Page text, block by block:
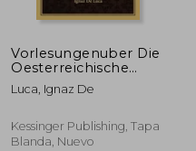
Vorlesungenuber Die
Oesterreichische
Staatsverfassung V1
(1792) (en Alemán)
Luca, Ignaz De
Kessinger Publishing, Tapa
Blanda, Nuevo